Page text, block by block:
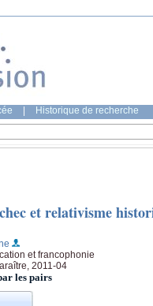
Historique de recherche
et relativisme
et francophonie
2011-04
les pairs